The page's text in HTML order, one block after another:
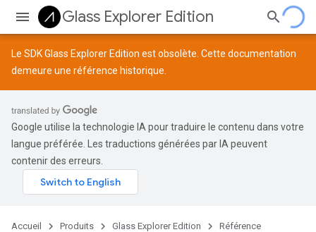
Glass Explorer Edition
Le SDK Glass Explorer Edition est obsolète. Cette documentation
demeure une référence historique.
Google utilise la technologie IA pour traduire le contenu dans votre
langue préférée. Les traductions générées par IA peuvent
contenir des erreurs.
Accueil Produits Glass Explorer Edition Référence